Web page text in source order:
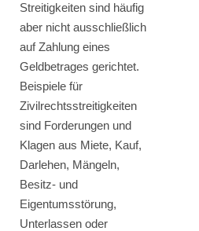
Streitigkeiten sind häufig
aber nicht ausschließlich
auf Zahlung eines
Geldbetrages gerichtet.
Beispiele für
Zivilrechtsstreitigkeiten
sind Forderungen und
Klagen aus Miete, Kauf,
Darlehen, Mängeln,
Besitz- und
Eigentumsstörung,
Unterlassen oder